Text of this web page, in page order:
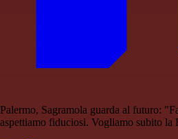
Palermo, Sagramola guarda al futuro:
aspettiamo fiduciosi. Vogliamo subito